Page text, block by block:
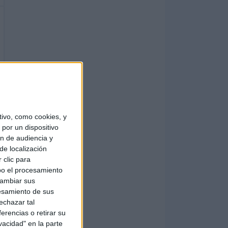
como cookies, y
un dispositivo
de audiencia y
localización
clic para
el procesamiento
sus
de sus
tal
o retirar su
en la parte